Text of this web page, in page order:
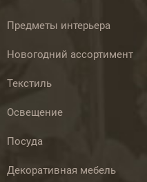
Предметы интерьера
Новогодний ассортимент
Текстиль
Освещение
Посуда
Декоративная мебель